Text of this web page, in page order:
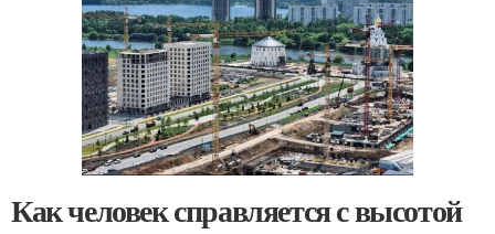
Как человек справляется с высотой